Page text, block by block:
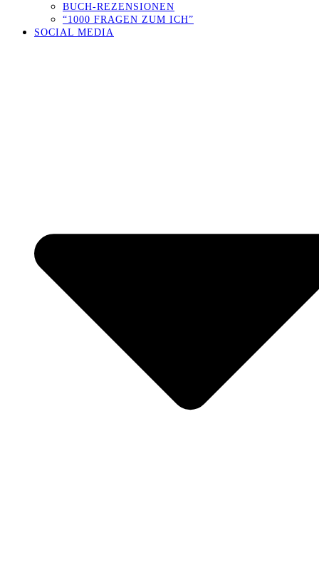
BUCH-REZENSIONEN
“1000 FRAGEN ZUM ICH”
SOCIAL MEDIA